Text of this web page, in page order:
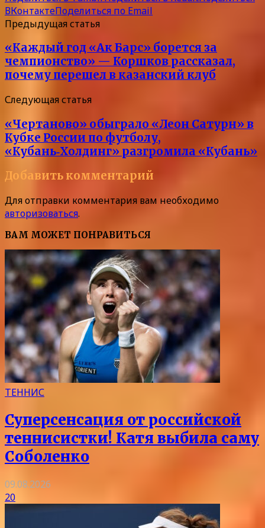
ВКонтактеПоделиться по Email
Предыдущая статья
«Каждый год «Ак Барс» борется за
чемпионство» — Коршков рассказал,
почему перешел в казанский клуб
Следующая статья
«Чертаново» обыграло «Леон Сатурн» в
Кубке России по футболу,
«Кубань‑Холдинг» разгромила «Кубань»
Добавить комментарий
Для отправки комментария вам необходимо
авторизоваться.
ВАМ МОЖЕТ ПОНРАВИТЬСЯ
ТЕННИС
Суперсенсация от российской
теннисистки! Катя выбила саму
Соболенко
09.08.2026
20